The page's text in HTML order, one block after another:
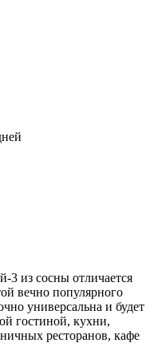
из сосны отличается
вечно популярного
универсальна и будет
гостиной, кухни,
ресторанов, кафе